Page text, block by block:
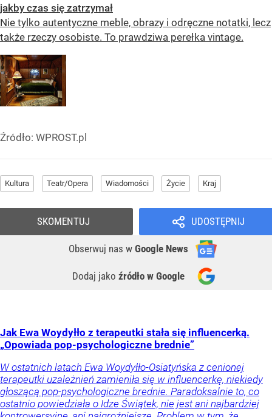
jakby czas się zatrzymał
Nie tylko autentyczne meble, obrazy i odręczne notatki, lecz
także rzeczy osobiste. To prawdziwa perełka vintage.
Źródło: WPROST.pl
Kultura Teatr/Opera Wiadomości Życie Kraj
UDOSTĘPNIJ
Obserwuj nas w Google News
Dodaj jako źródło w Google
SKOMENTUJ
Jak Ewa Woydyłło z terapeutki stała się influencerką.
„Opowiada pop-psychologiczne brednie”
W ostatnich latach Ewa Woydyłło-Osiatyńska z cenionej
terapeutki uzależnień zamieniła się w influencerkę, niekiedy
głoszącą pop-psychologiczne brednie. Paradoksalnie to, co
ostatnio powiedziała o Idze Świątek, nie jest ani najbardziej